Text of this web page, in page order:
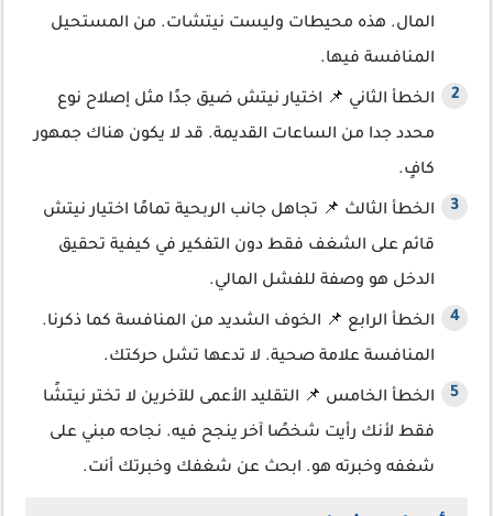
المال. هذه محيطات وليست نيتشات. من المستحيل
المنافسة فيها.
الخطأ الثاني 📌 اختيار نيتش ضيق جدًا مثل إصلاح نوع
محدد جدا من الساعات القديمة. قد لا يكون هناك جمهور
كافٍ.
الخطأ الثالث 📌 تجاهل جانب الربحية تمامًا اختيار نيتش
قائم على الشغف فقط دون التفكير في كيفية تحقيق
الدخل هو وصفة للفشل المالي.
الخطأ الرابع 📌 الخوف الشديد من المنافسة كما ذكرنا.
المنافسة علامة صحية. لا تدعها تشل حركتك.
الخطأ الخامس 📌 التقليد الأعمى للآخرين لا تختر نيتشًا
فقط لأنك رأيت شخصًا آخر ينجح فيه. نجاحه مبني على
شغفه وخبرته هو. ابحث عن شغفك وخبرتك أنت.